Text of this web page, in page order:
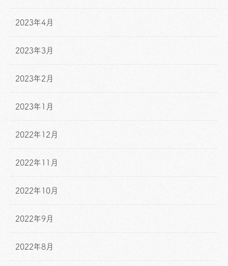
2023年4月
2023年3月
2023年2月
2023年1月
2022年12月
2022年11月
2022年10月
2022年9月
2022年8月